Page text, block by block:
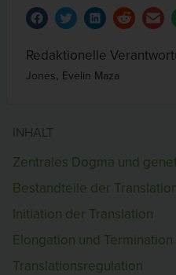
Redaktionelle
Jones, Evelin Maza
INHALT
Zentrales Dogma und
Bestandteile der
Initiation der Translation
Elongation und
Translationsregulation